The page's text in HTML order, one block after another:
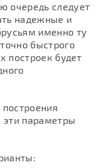
очередь следует
надежные и
именно ту
быстрого
построек будет
эти параметры